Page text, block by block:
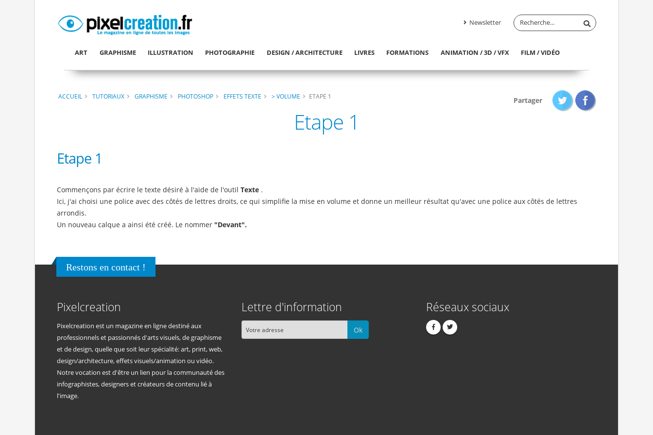
Newsletter
ART GRAPHISME ILLUSTRATION PHOTOGRAPHIE DESIGN / ARCHITECTURE LIVRES FORMATIONS ANIMATION / 3D / VFX FILM / VIDÉO
ACCUEIL TUTORIAUX GRAPHISME PHOTOSHOP EFFETS TEXTE > VOLUME ETAPE 1 Partager
Etape 1
Etape 1
Commençons par écrire le texte désiré à l'aide de l'outil Texte .
Ici, j'ai choisi une police avec des côtés de lettres droits, ce qui simplifie la mise en volume et donne un meilleur résultat qu'avec une police aux côtés de lettres
arrondis.
Un nouveau calque a ainsi été créé. Le nommer "Devant".
Restons en contact !
Pixelcreation
Pixelcreation est un magazine en ligne destiné aux
professionnels et passionnés d'arts visuels, de graphisme
et de design, quelle que soit leur spécialité: art, print, web,
design/architecture, effets visuels/animation ou vidéo.
Notre vocation est d'être un lien pour la communauté des
infographistes, designers et créateurs de contenu lié à
l'image.
Lettre d'information
Ok
Réseaux sociaux